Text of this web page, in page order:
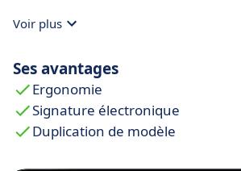
Voir plus
Ses avantages
Ergonomie
Signature électronique
Duplication de modèle